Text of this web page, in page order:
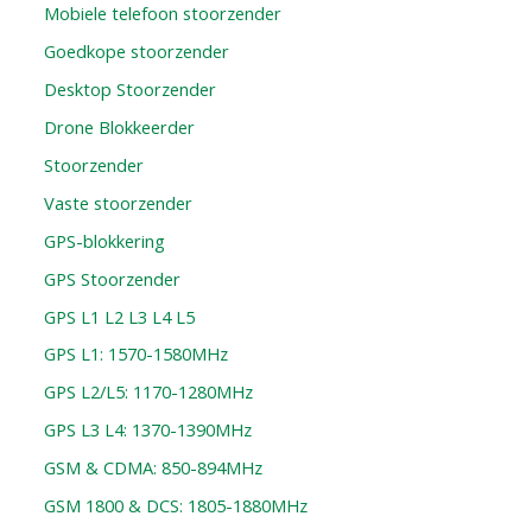
Mobiele telefoon stoorzender
Goedkope stoorzender
Desktop Stoorzender
Drone Blokkeerder
Stoorzender
Vaste stoorzender
GPS-blokkering
GPS Stoorzender
GPS L1 L2 L3 L4 L5
GPS L1: 1570-1580MHz
GPS L2/L5: 1170-1280MHz
GPS L3 L4: 1370-1390MHz
GSM & CDMA: 850-894MHz
GSM 1800 & DCS: 1805-1880MHz